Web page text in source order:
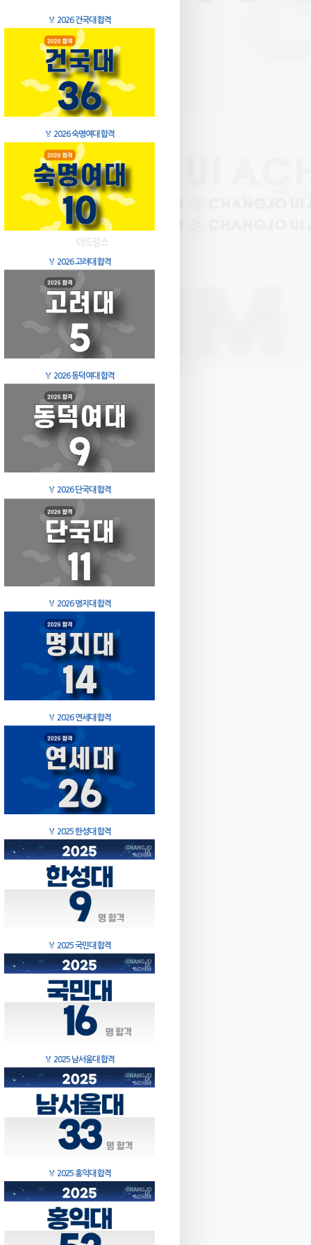
🏅 2026 건국대 합격
🏅 2026 숙명여대 합격
🏅 2026 고려대 합격
🏅 2026 동덕여대 합격
🏅 2026 단국대 합격
🏅 2026 명지대 합격
🏅 2026 연세대 합격
🏅 2025 한성대 합격
🏅 2025 국민대 합격
🏅 2025 남서울대 합격
🏅 2025 홍익대 합격